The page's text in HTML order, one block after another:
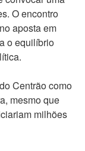
O encontro
aposta em
o equilíbrio
Centrão como
mesmo que
milhões